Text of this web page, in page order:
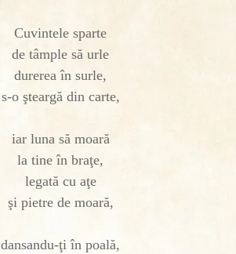
Cuvintele sparte
de tâmple să urle
durerea în surle,
s-o şteargă din carte,
iar luna să moară
la tine în braţe,
legată cu aţe
şi pietre de moară,
dansandu-ţi în poală,